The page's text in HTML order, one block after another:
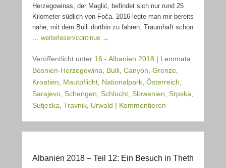
Herzegowinas, der Maglić, befindet sich nur rund 25
Kilometer südlich von Foča. 2016 legte man mir bereits
nahe, mit dem Bulli dorthin zu fahren. Traumhaft schön
… weiterlesen/continue →
Veröffentlicht unter 16 - Albanien 2018 | Lemmata:
Bosnien-Herzegowina
Bulli Canyon Grenze
Kroatien
Mautpflicht Nationalpark Österreich
Sarajevo Schengen Schlucht Slowenien Srpska
Sutjeska Travnik Urwald | Kommentieren
Albanien 2018 – Teil 12: Ein Besuch in Theth